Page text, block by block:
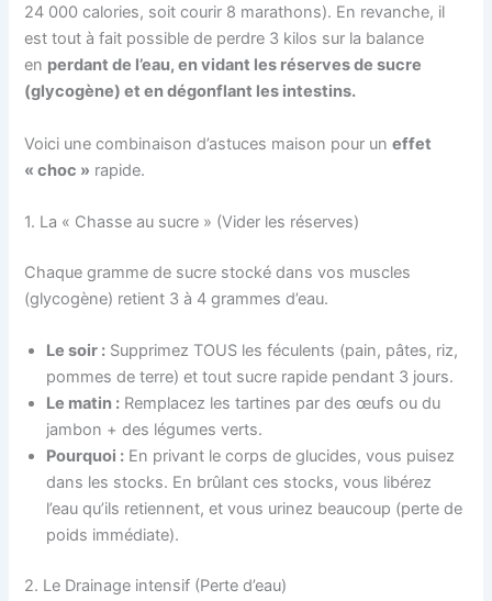
24 000 calories, soit courir 8 marathons). En revanche, il
est tout à fait possible de perdre 3 kilos sur la balance
en perdant de l’eau, en vidant les réserves de sucre
(glycogène) et en dégonflant les intestins.
Voici une combinaison d’astuces maison pour uneffet
« choc » rapide.
1. La « Chasse au sucre » (Vider les réserves)
Chaque gramme de sucre stocké dans vos muscles
(glycogène) retient 3 à 4 grammes d’eau.
Le soir : Supprimez TOUS les féculents (pain, pâtes, riz,
pommes de terre) et tout sucre rapide pendant 3 jours.
Le matin : Remplacez les tartines par des œufs ou du
jambon + des légumes verts.
Pourquoi : En privant le corps de glucides, vous puisez
dans les stocks. En brûlant ces stocks, vous libérez
l’eau qu’ils retiennent, et vous urinez beaucoup (perte de
poids immédiate).
2. Le Drainage intensif (Perte d’eau)